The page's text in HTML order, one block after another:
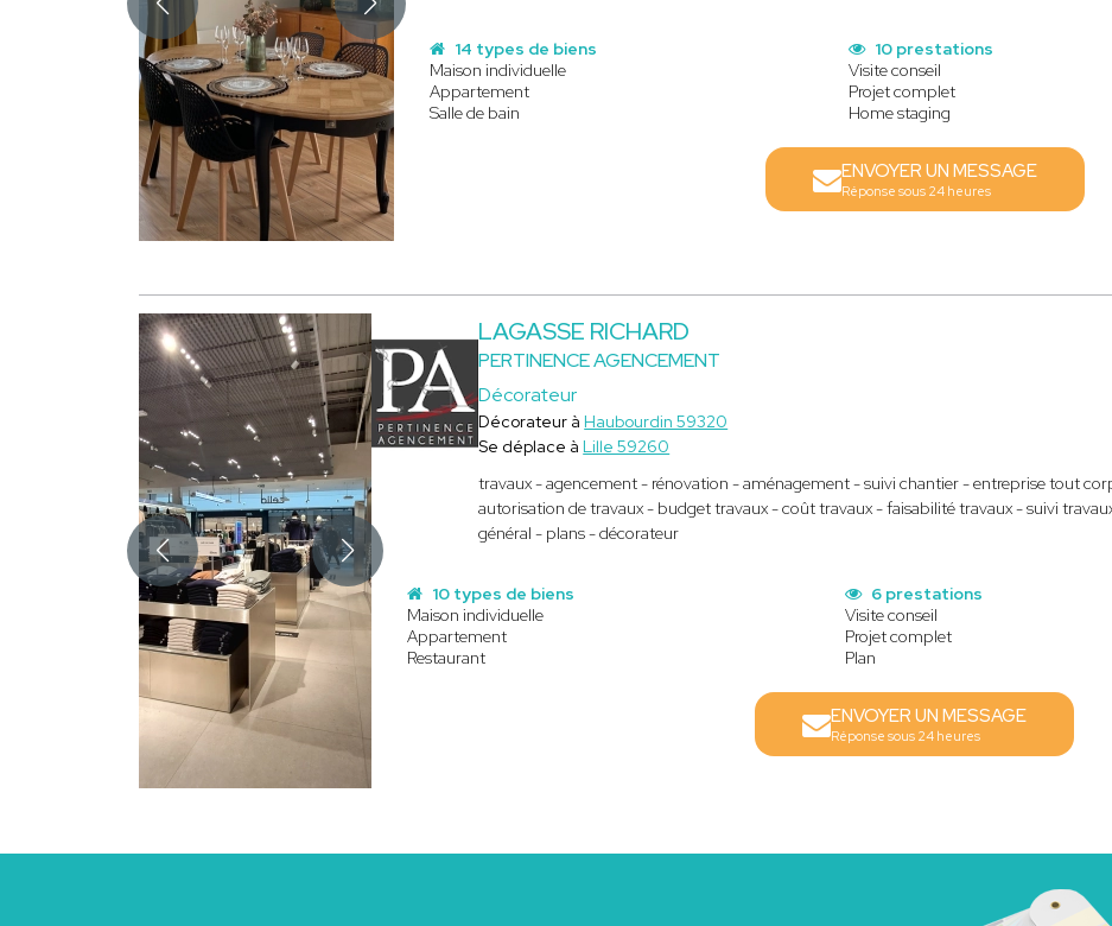
14 types de biens
Maison individuelle
Appartement
Salle de bain
10 prestations
Visite conseil
Projet complet
Home staging
ENVOYER UN MESSAGE
Réponse sous 24 heures
LAGASSE RICHARD
PERTINENCE AGENCEMENT
Décorateur
Décorateur à Haubourdin 59320
Se déplace à Lille 59260
travaux - agencement - rénovation - aménagement - suivi chantier - entreprise tout
autorisation de travaux - budget travaux - coût travaux - faisabilité travaux - suivi
général - plans - décorateur
10 types de biens
Maison individuelle
Appartement
Restaurant
6 prestations
Visite conseil
Projet complet
Plan
ENVOYER UN MESSAGE
Réponse sous 24 heures